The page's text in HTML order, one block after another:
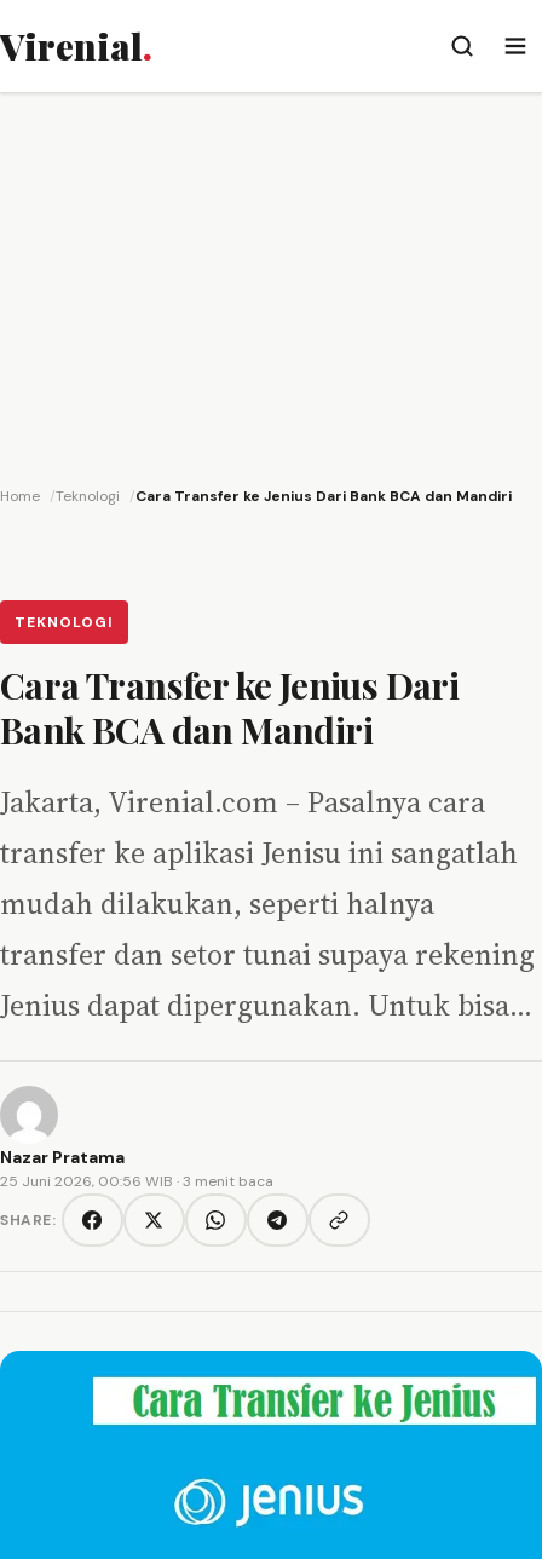
Virenial.
Home Teknologi Cara Transfer ke Jenius Dari Bank BCA dan Mandiri
TEKNOLOGI
Cara Transfer ke Jenius Dari
Bank BCA dan Mandiri
Jakarta, Virenial.com – Pasalnya cara
transfer ke aplikasi Jenisu ini sangatlah
mudah dilakukan, seperti halnya
transfer dan setor tunai supaya rekening
Jenius dapat dipergunakan. Untuk bisa…
Nazar Pratama
25 Juni 2026, 00:56 WIB · 3 menit baca
SHARE:
FacebookTwitter/XWhatsAppTelegramCopy link